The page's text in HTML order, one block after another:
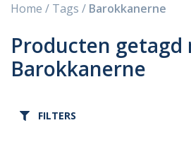
Home / Tags / Barokkanerne
Producten getagd
Barokkanerne
FILTERS